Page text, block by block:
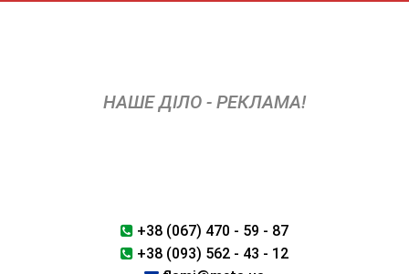
НАШЕ ДІЛО - РЕКЛАМА!
+38 (067) 470 - 59 - 87
+38 (093) 562 - 43 - 12